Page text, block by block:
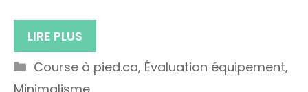
LIRE PLUS
Catégories
Course à pied.ca, Évaluation équipement,